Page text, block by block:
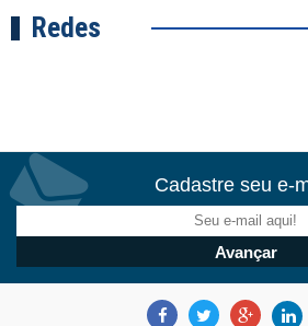
Redes
Cadastre seu e-